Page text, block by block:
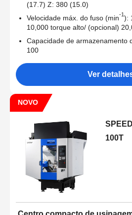
(17.7) Z: 380 (15.0)
Velocidade máx. do fuso (min-1 ):
10,000 torque alto/ (opcional)
Capacidade de armazenamento
100
Ver
NOVO
100T